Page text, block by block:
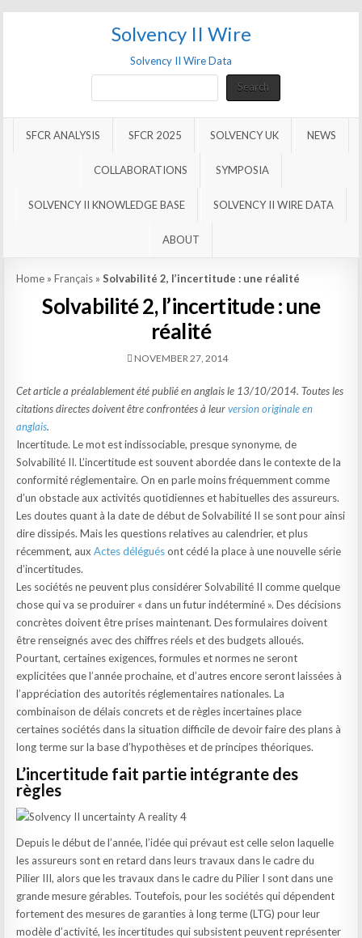
Solvency II Wire
Solvency II Wire Data
SearchSearch
SFCR ANALYSIS SFCR 2025 SOLVENCY UK NEWS
COLLABORATIONS SYMPOSIA
SOLVENCY II KNOWLEDGE BASE SOLVENCY II WIRE DATA
ABOUT
Home »Français »Solvabilité 2, l’incertitude : une réalité
Solvabilité 2, l’incertitude : une
réalité
NOVEMBER 27, 2014
Cet article a préalablement été publié en anglais le 13/10/2014. Toutes les
citations directes doivent être confrontées à leurversion originale en
anglais.
Incertitude. Le mot est indissociable, presque synonyme, de
Solvabilité II. L’incertitude est souvent abordée dans le contexte de la
conformité réglementaire. On en parle moins fréquemment comme
d’un obstacle aux activités quotidiennes et habituelles des assureurs.
Les doutes quant à la date de début de Solvabilité II se sont pour ainsi
dire dissipés. Mais les questions relatives au calendrier, et plus
récemment, auxActes déléguésont cédé la place à une nouvelle série
d’incertitudes.
Les sociétés ne peuvent plus considérer Solvabilité II comme quelque
chose qui va se produirer « dans un futur indéterminé ». Des décisions
concrètes doivent être prises maintenant. Des formulaires doivent
être renseignés avec des chiffres réels et des budgets alloués.
Pourtant, certaines exigences, formules et normes ne seront
explicitées que l’année prochaine, et d’autres encore seront laissées à
l’appréciation des autorités réglementaires nationales. La
combinaison de délais concrets et de règles incertaines place
certaines sociétés dans la situation difficile de devoir faire des plans à
long terme sur la base d’hypothèses et de principes théoriques.
L’incertitude fait partie intégrante des
règles
Depuis le début de l’année, l’idée qui prévaut est celle selon laquelle
les assureurs sont en retard dans leurs travaux dans le cadre du
Pilier III, alors que les travaux dans le cadre du Pilier I sont dans une
grande mesure gérables. Toutefois, pour les sociétés qui dépendent
fortement des mesures de garanties à long terme (LTG) pour leur
modèle d’activité, les incertitudes qui subsistent peuvent représenter